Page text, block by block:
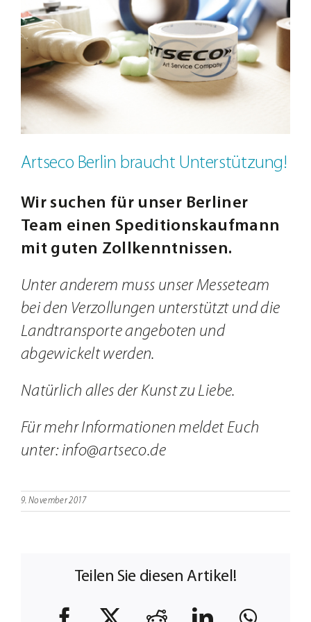
Bild
Artseco Berlin braucht Unterstützung!
Wir suchen für unser Berliner
Team einen Speditionskaufmann
mit guten Zollkenntnissen.
Unter anderem muss unser Messeteam
bei den Verzollungen unterstützt und die
Landtransporte angeboten und
abgewickelt werden.
Natürlich alles der Kunst zu Liebe.
Für mehr Informationen meldet Euch
unter: info@artseco.de
9. November 2017
Teilen Sie diesen Artikel!
Facebook RedditLinkedIn
Jobs
Kontakt